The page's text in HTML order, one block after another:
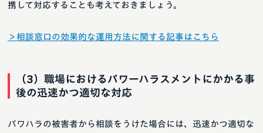
携して対応することも考えておきましょう。
＞相談窓口の効果的な運用方法に関する記事はこちら
（3）職場におけるパワーハラスメントにかかる事
後の迅速かつ適切な対応
パワハラの被害者から相談をうけた場合には、迅速かつ適切な